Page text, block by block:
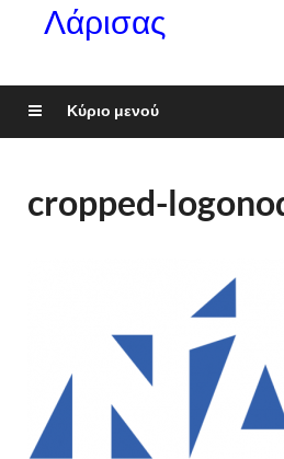
Λάρισας
Κύριο μενού
cropped-